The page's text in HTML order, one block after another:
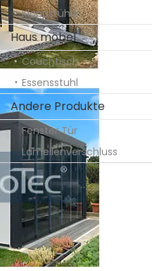
Klappstühle
Haus möbel
Couchtisch
Essensstuhl
Andere Produkte
Fenster Tür
Lamellenverschluss